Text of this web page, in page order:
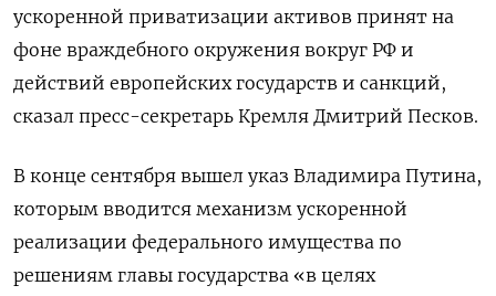
ускоренной приватизации активов принят на
фоне враждебного окружения вокруг РФ и
действий европейских государств и санкций,
сказал пресс-секретарь Кремля Дмитрий Песков.
В конце сентября вышел указ Владимира Путина,
которым вводится механизм ускоренной
реализации федерального имущества по
решениям главы государства «в целях